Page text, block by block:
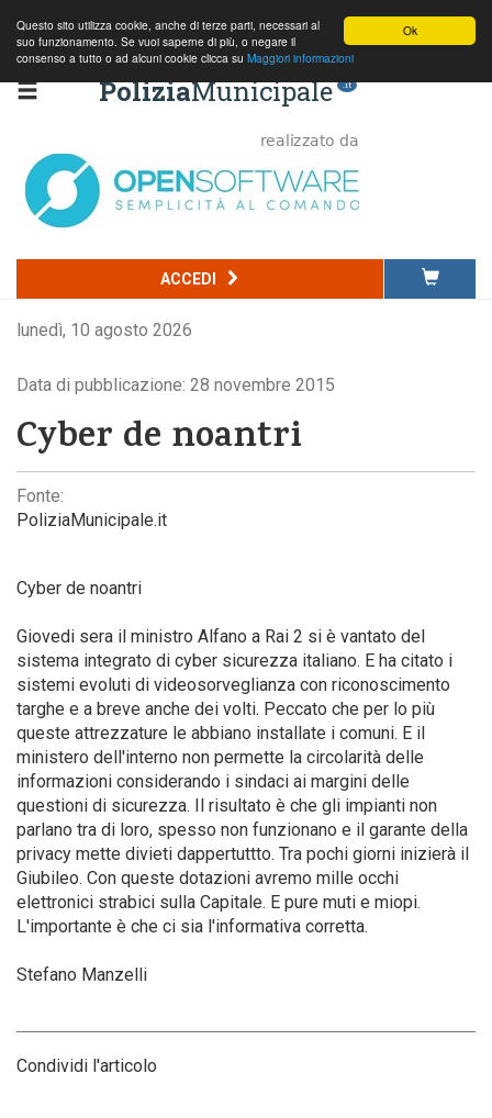
Ok
Questo sito utilizza cookie, anche di terze parti, necessari al
suo funzionamento. Se vuoi saperne di più, o negare il
consenso a tutto o ad alcuni cookie clicca su Maggiori informazioni
PoliziaMunicipale .it
ACCEDI
lunedì, 10 agosto 2026
Data di pubblicazione: 28 novembre 2015
Cyber de noantri
Fonte:
PoliziaMunicipale.it
Cyber de noantri
Giovedi sera il ministro Alfano a Rai 2 si è vantato del
sistema integrato di cyber sicurezza italiano. E ha citato i
sistemi evoluti di videosorveglianza con riconoscimento
targhe e a breve anche dei volti. Peccato che per lo più
queste attrezzature le abbiano installate i comuni. E il
ministero dell'interno non permette la circolarità delle
informazioni considerando i sindaci ai margini delle
questioni di sicurezza. Il risultato è che gli impianti non
parlano tra di loro, spesso non funzionano e il garante della
privacy mette divieti dappertuttto. Tra pochi giorni inizierà il
Giubileo. Con queste dotazioni avremo mille occhi
elettronici strabici sulla Capitale. E pure muti e miopi.
L'importante è che ci sia l'informativa corretta.
Stefano Manzelli
Condividi l'articolo